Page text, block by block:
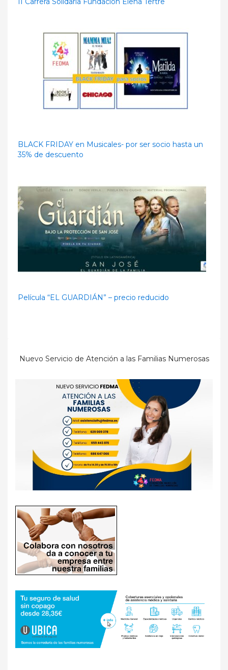
BLACK FRIDAY en Musicales- por ser socio hasta un
35% de descuento
Película “EL GUARDIÁN” – precio reducido
Nuevo Servicio de Atención a las Familias Numerosas